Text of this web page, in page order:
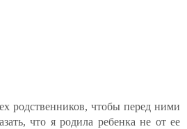
родственников, чтобы перед ними
что я родила ребенка не от ее